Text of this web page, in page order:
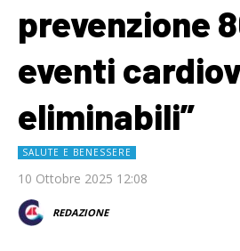
prevenzione
eventi
eliminabili”
SALUTE E BENESSERE
10 Ottobre 2025 12:08
REDAZIONE